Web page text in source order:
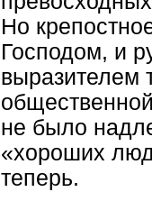
Но
Господом, и
выразителем
не было
«хороших
теперь.